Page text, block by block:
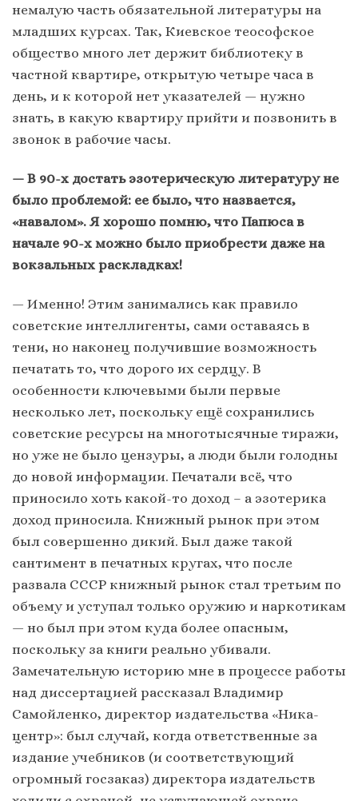
немалую часть обязательной литературы на
младших курсах. Так, Киевское теософское
общество много лет держит библиотеку в
частной квартире, открытую четыре часа в
день, и к которой нет указателей — нужно
знать, в какую квартиру прийти и позвонить в
звонок в рабочие часы.
— В 90-х достать эзотерическую литературу не
было проблемой: ее было, что назвается,
«навалом». Я хорошо помню, что Папюса в
начале 90-х можно было приобрести даже на
вокзальных раскладках!
— Именно! Этим занимались как правило
советские интеллигенты, сами оставаясь в
тени, но наконец получившие возможность
печатать то, что дорого их сердцу. В
особенности ключевыми были первые
несколько лет, поскольку ещё сохранились
советские ресурсы на многотысячные тиражи,
но уже не было цензуры, а люди были голодны
до новой информации. Печатали всё, что
приносило хоть какой-то доход – а эзотерика
доход приносила. Книжный рынок при этом
был совершенно дикий. Был даже такой
сантимент в печатных кругах, что после
развала СССР книжный рынок стал третьим по
объему и уступал только оружию и наркотикам
— но был при этом куда более опасным,
поскольку за книги реально убивали.
Замечательную историю мне в процессе работы
над диссертацией рассказал Владимир
Самойленко, директор издательства «Ника-
центр»: был случай, когда ответственные за
издание учебников (и соответствующий
огромный госзаказ) директора издательств